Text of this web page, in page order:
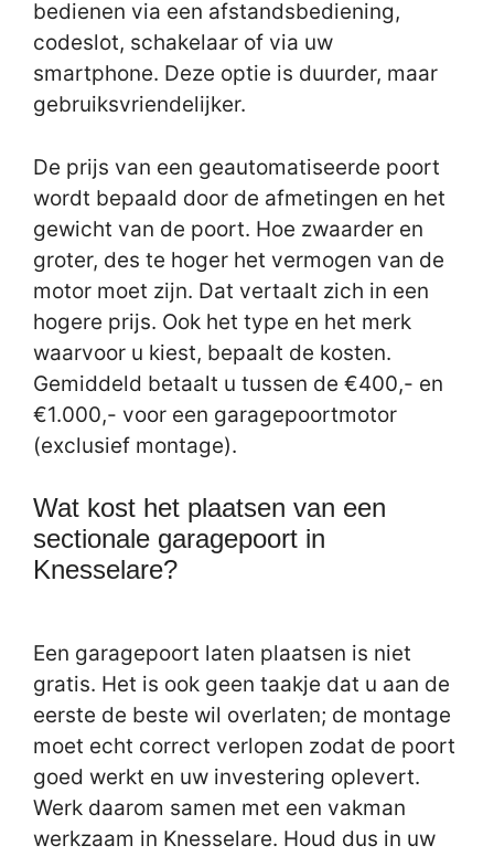
bedienen via een afstandsbediening,
codeslot, schakelaar of via uw
smartphone. Deze optie is duurder, maar
gebruiksvriendelijker.
De prijs van een geautomatiseerde poort
wordt bepaald door de afmetingen en het
gewicht van de poort. Hoe zwaarder en
groter, des te hoger het vermogen van de
motor moet zijn. Dat vertaalt zich in een
hogere prijs. Ook het type en het merk
waarvoor u kiest, bepaalt de kosten.
Gemiddeld betaalt u tussen de €400,- en
€1.000,- voor een garagepoortmotor
(exclusief montage).
Wat kost het plaatsen van een
sectionale garagepoort in
Knesselare?
Een garagepoort laten plaatsen is niet
gratis. Het is ook geen taakje dat u aan de
eerste de beste wil overlaten; de montage
moet echt correct verlopen zodat de poort
goed werkt en uw investering oplevert.
Werk daarom samen met een vakman
werkzaam in Knesselare. Houd dus in uw